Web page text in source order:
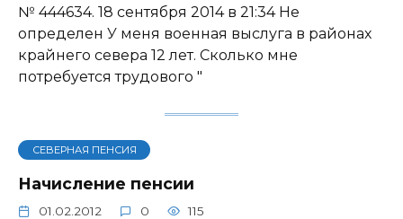
№ 444634. 18 сентября 2014 в 21:34 Не
определен У меня военная выслуга в районах
крайнего севера 12 лет. Сколько мне
потребуется трудового "
СЕВЕРНАЯ ПЕНСИЯ
Начисление пенсии
01.02.2012 0 115